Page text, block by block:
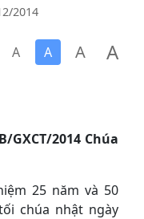
2014
A A A A
GXCT/2014 Chúa
25 năm và 50
chúa nhật ngày